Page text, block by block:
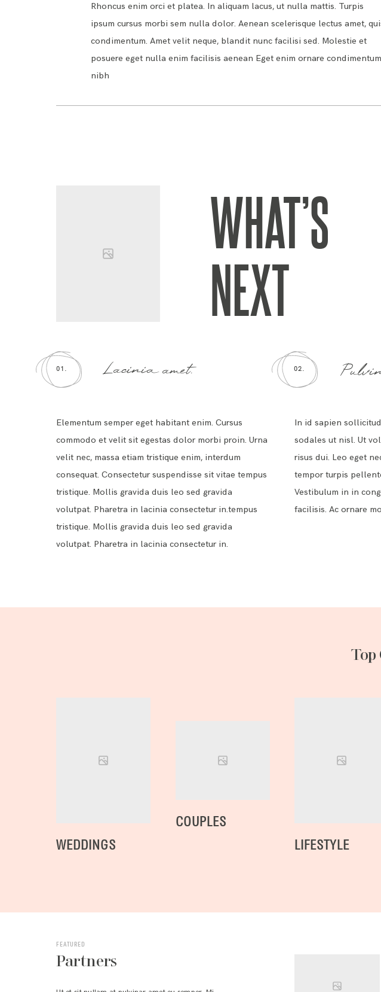
Rhoncus enim orci et platea. In aliquam lacus, ut nulla mattis. Turpis
ipsum cursus morbi sem nulla dolor. Aenean scelerisque lectus amet,
condimentum. Amet velit neque, blandit nunc facilisi sed. Molestie et
posuere eget nulla enim facilisis aenean Eget enim ornare condimentum
nibh
WHAT’S
NEXT
Lacinia amet. 02.
01.
In id sapien
sodales ut nisl. Ut
risus dui. Leo eget
tempor turpis
Vestibulum in in
facilisis. Ac ornare
Elementum semper eget habitant enim. Cursus
commodo et velit sit egestas dolor morbi proin. Urna
velit nec, massa etiam tristique enim, interdum
consequat. Consectetur suspendisse sit vitae tempus
tristique. Mollis gravida duis leo sed gravida
volutpat. Pharetra in lacinia consectetur in.tempus
tristique. Mollis gravida duis leo sed gravida
volutpat. Pharetra in lacinia consectetur in.
Top
COUPLES
LIFESTYLE
WEDDINGS
FEATURED
Partners